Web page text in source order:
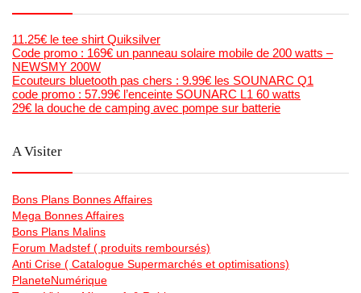
11.25€ le tee shirt Quiksilver
Code promo : 169€ un panneau solaire mobile de 200 watts –
NEWSMY 200W
Ecouteurs bluetooth pas chers : 9.99€ les SOUNARC Q1
code promo : 57.99€ l’enceinte SOUNARC L1 60 watts
29€ la douche de camping avec pompe sur batterie
A Visiter
Bons Plans Bonnes Affaires
Mega Bonnes Affaires
Bons Plans Malins
Forum Madstef ( produits remboursés)
Anti Crise ( Catalogue Supermarchés et optimisations)
PlaneteNumérique